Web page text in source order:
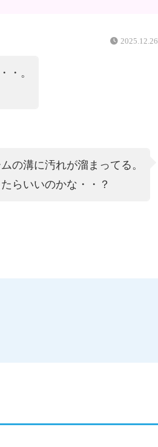
2025.12.26
・。
の溝に汚れが溜まってる。
らいいのかな・・？